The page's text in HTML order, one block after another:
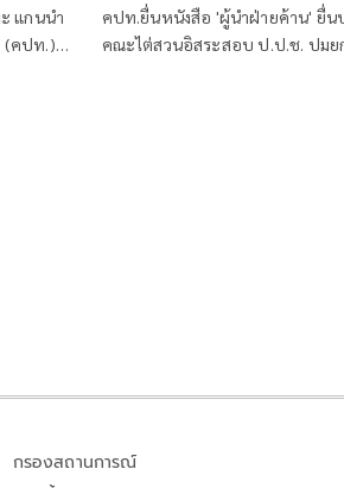
แกนนำ
(คปท.)
คปท.ยื่นหนังสือ 'ผู้นำฝ่ายค้าน' ยื่น
คณะไต่สวนอิสระสอบ ป.ป.ช. ปมย
กรองสถานการณ์